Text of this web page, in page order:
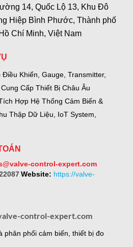
14, Quốc Lộ 13, Khu Đô
Hiệp Bình Phước, Thành phố
Chí Minh, Việt Nam
Khiển, Gauge, Transmitter,
Cung Cấp Thiết Bị Châu Âu
Hợp Hệ Thống Cảm Biến &
Thập Dữ Liệu, IoT System,
control-expert.com
Website: https://valve-
control-expert.com
phân phối cảm biến, thiết bị đo